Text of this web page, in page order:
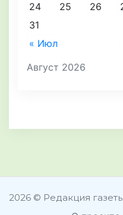
Август 2026
« Июл
24
25 26
31
2026 © Редакция